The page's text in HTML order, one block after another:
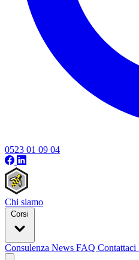
0523 01 09 04
Chi siamo
Corsi
Consulenza News FAQ Contattaci